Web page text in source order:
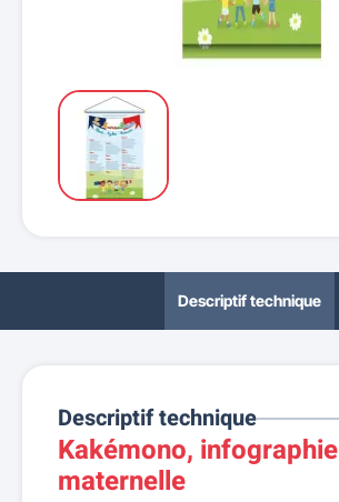
Descriptif technique
Descriptif technique
Kakémono, infographie
maternelle